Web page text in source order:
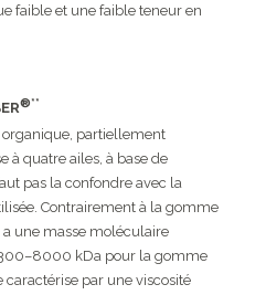
faible et une faible teneur en
®**
partiellement
à quatre ailes, à base de
pas la confondre avec la
Contrairement à la gomme
une masse moléculaire
kDa pour la gomme
caractérise par une viscosité